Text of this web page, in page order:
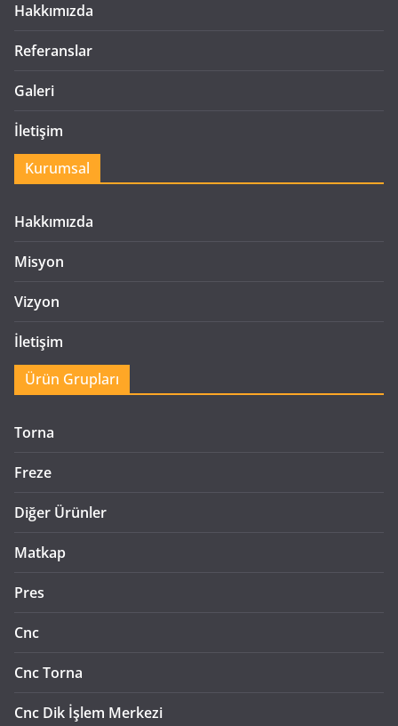
Hakkımızda
Referanslar
Galeri
İletişim
Kurumsal
Hakkımızda
Misyon
Vizyon
İletişim
Ürün Grupları
Torna
Freze
Diğer Ürünler
Matkap
Pres
Cnc
Cnc Torna
Cnc Dik İşlem Merkezi